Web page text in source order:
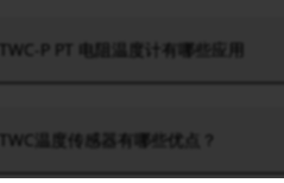
TWC-P PT 电阻温度计有哪些应用
TWC温度传感器有哪些优点？